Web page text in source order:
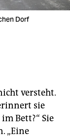
Dorf
versteht.
sie
Bett?“ Sie
„Eine